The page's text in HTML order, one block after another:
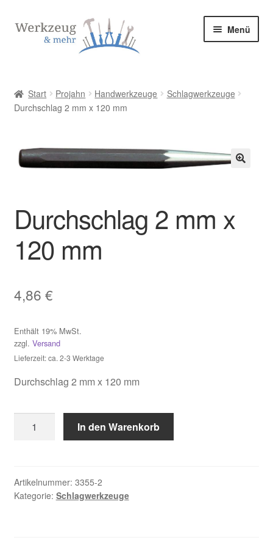
Zur
Navigation
Zum
Menü
Allgemeine Geschäftsbedingungen
Datenschutzerklärung
Impressum
Kasse
Über uns
Vertrag widerrufen
Start Projahn Handwerkzeuge
Schlagwerkzeuge
Durchschlag 2 mm x 120 mm
Durchschlag 2 mm x
120 mm
4,86 €
Enthält 19% MwSt.
zzgl. Versand
Lieferzeit: ca. 2-3 Werktage
Durchschlag 2 mm x 120 mm
120
mm
In den Warenkorb
Artikelnummer: 3355-2
Kategorie: Schlagwerkzeuge